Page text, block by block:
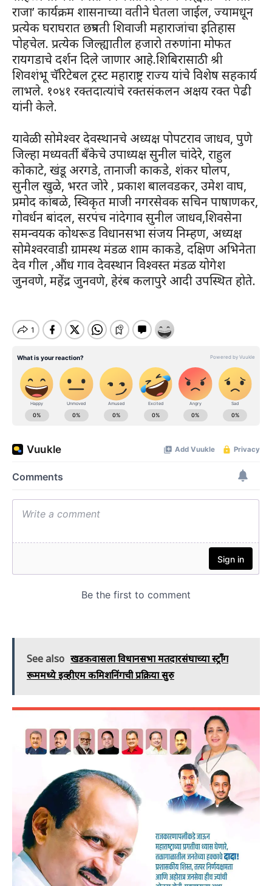
राजा’ कार्यक्रम शासनाच्या वतीने घेतला जाईल, ज्यामधून
प्रत्येक घराघरात छत्रपती शिवाजी महाराजांचा इतिहास
पोहचेल. प्रत्येक जिल्ह्यातील हजारो तरुणांना मोफत
रायगडाचे दर्शन दिले जाणार आहे.शिबिरासाठी श्री
शिवशंभू चॅरिटेबल ट्रस्ट महाराष्ट्र राज्य यांचे विशेष सहकार्य
लाभले. १०४१ रक्तदात्यांचे रक्तसंकलन अक्षय रक्त पेढी
यांनी केले.
यावेळी सोमेश्वर देवस्थानचे अध्यक्ष पोपटराव जाधव, पुणे
जिल्हा मध्यवर्ती बँकेचे उपाध्यक्ष सुनील चांदेरे, राहुल
कोकाटे, खंडू अरगडे, तानाजी काकडे, शंकर घोलप,
सुनील खुळे, भरत जोरे , प्रकाश बालवडकर, उमेश वाघ,
प्रमोद कांबळे, स्विकृत माजी नगरसेवक सचिन पाषाणकर,
गोवर्धन बांदल, सरपंच नांदेगाव सुनील जाधव,शिवसेना
समन्वयक कोथरूड विधानसभा संजय निम्हण, अध्यक्ष
सोमेश्वरवाडी ग्रामस्थ मंडळ शाम काकडे, दक्षिण अभिनेता
देव गील ,औंध गाव देवस्थान विश्वस्त मंडळ योगेश
जुनवणे, महेंद्र जुनवणे, हेरंब कलापुरे आदी उपस्थित होते.
See also खडकवासला विधानसभा मतदारसंघाच्या स्ट्रॉंग
रूममध्ये इव्हीएम कमिशनिंगची प्रक्रिया सुरु